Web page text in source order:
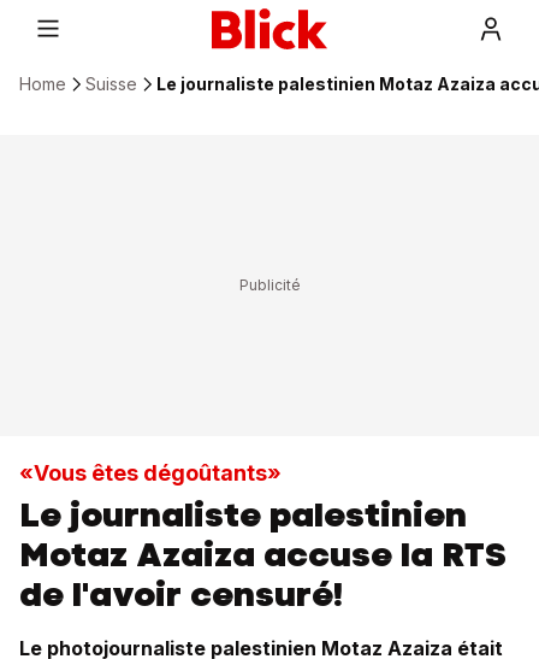
Home Suisse Le journaliste palestinien Motaz Azaiza
«Vous êtes dégoûtants»
Le journaliste palestinien
Motaz Azaiza accuse la RTS
de l'avoir censuré!
Le photojournaliste palestinien Motaz Azaiza était